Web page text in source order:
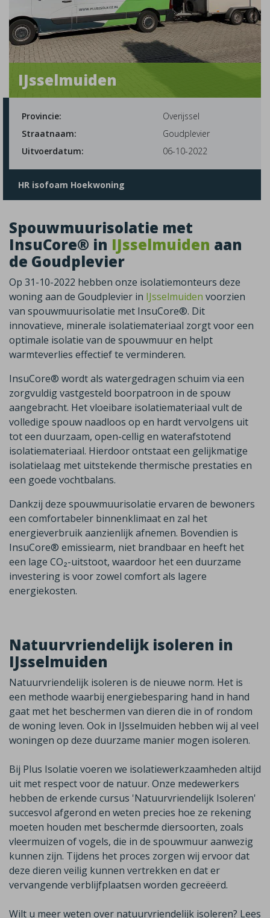
IJsselmuiden
Provincie:
Overijssel
Straatnaam:
Goudplevier
Uitvoerdatum:
06-10-2022
HR isofoam Hoekwoning
Spouwmuurisolatie met
InsuCore® in IJsselmuiden aan
de Goudplevier
Op 31-10-2022 hebben onze isolatiemonteurs deze
woning aan de Goudplevier in IJsselmuiden voorzien
van spouwmuurisolatie met InsuCore®. Dit
innovatieve, minerale isolatiemateriaal zorgt voor een
optimale isolatie van de spouwmuur en helpt
warmteverlies effectief te verminderen.
InsuCore® wordt als watergedragen schuim via een
zorgvuldig vastgesteld boorpatroon in de spouw
aangebracht. Het vloeibare isolatiemateriaal vult de
volledige spouw naadloos op en hardt vervolgens uit
tot een duurzaam, open-cellig en waterafstotend
isolatiemateriaal. Hierdoor ontstaat een gelijkmatige
isolatielaag met uitstekende thermische prestaties en
een goede vochtbalans.
Dankzij deze spouwmuurisolatie ervaren de bewoners
een comfortabeler binnenklimaat en zal het
energieverbruik aanzienlijk afnemen. Bovendien is
InsuCore® emissiearm, niet brandbaar en heeft het
een lage CO₂-uitstoot, waardoor het een duurzame
investering is voor zowel comfort als lagere
energiekosten.
Natuurvriendelijk isoleren in
IJsselmuiden
Natuurvriendelijk isoleren is de nieuwe norm. Het is
een methode waarbij energiebesparing hand in hand
gaat met het beschermen van dieren die in of rondom
de woning leven. Ook in IJsselmuiden hebben wij al veel
woningen op deze duurzame manier mogen isoleren.
Bij Plus Isolatie voeren we isolatiewerkzaamheden altijd
uit met respect voor de natuur. Onze medewerkers
hebben de erkende cursus 'Natuurvriendelijk Isoleren'
succesvol afgerond en weten precies hoe ze rekening
moeten houden met beschermde diersoorten, zoals
vleermuizen of vogels, die in de spouwmuur aanwezig
kunnen zijn. Tijdens het proces zorgen wij ervoor dat
deze dieren veilig kunnen vertrekken en dat er
vervangende verblijfplaatsen worden gecreëerd.
Wilt u meer weten over natuurvriendelijk isoleren? Lees